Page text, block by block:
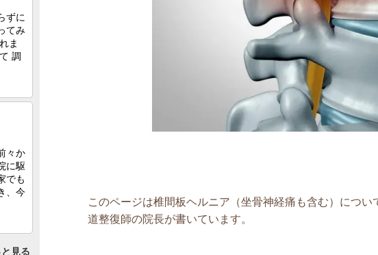
このページは椎間板ヘルニア（坐骨神経痛も含む）につい
道整復師の院長が書いています。